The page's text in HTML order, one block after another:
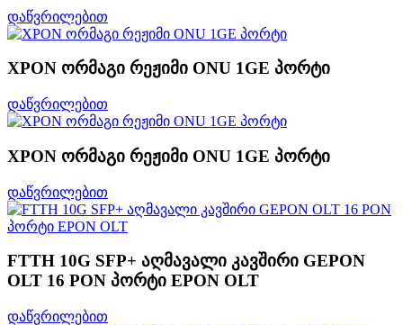
დაწვრილებით
XPON ორმაგი რეჟიმი ONU 1GE პორტი
დაწვრილებით
XPON ორმაგი რეჟიმი ONU 1GE პორტი
დაწვრილებით
FTTH 10G SFP+ აღმავალი კავშირი GEPON
OLT 16 PON პორტი EPON OLT
დაწვრილებით